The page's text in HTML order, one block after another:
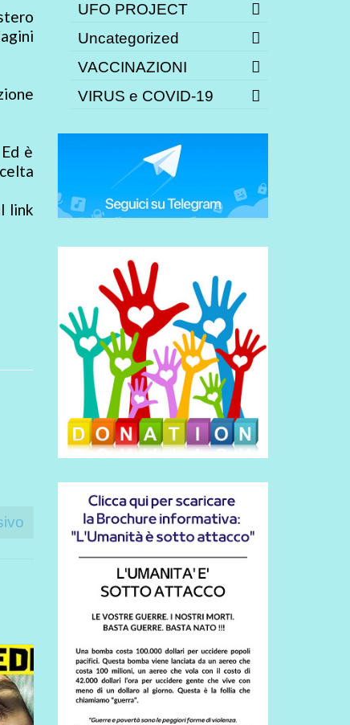
è
link
UFO PROJECT
Uncategorized
VACCINAZIONI
VIRUS e COVID-19